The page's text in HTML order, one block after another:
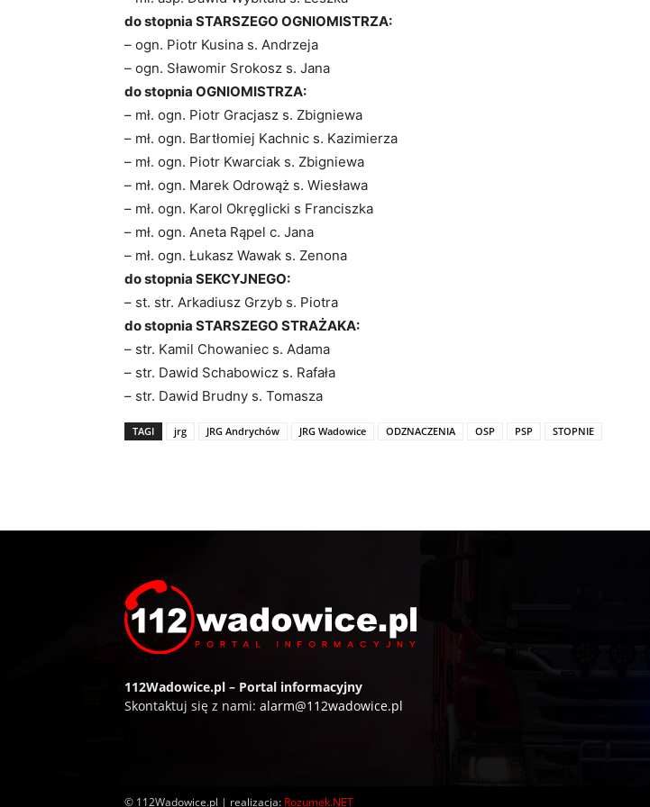
do stopnia STARSZEGO OGNIOMISTRZA:
– ogn. Piotr Kusina s. Andrzeja
– ogn. Sławomir Srokosz s. Jana
do stopnia OGNIOMISTRZA:
– mł. ogn. Piotr Gracjasz s. Zbigniewa
– mł. ogn. Bartłomiej Kachnic s. Kazimierza
– mł. ogn. Piotr Kwarciak s. Zbigniewa
– mł. ogn. Marek Odrowąż s. Wiesława
– mł. ogn. Karol Okręglicki s Franciszka
– mł. ogn. Aneta Rąpel c. Jana
– mł. ogn. Łukasz Wawak s. Zenona
do stopnia SEKCYJNEGO:
– st. str. Arkadiusz Grzyb s. Piotra
do stopnia STARSZEGO STRAŻAKA:
– str. Kamil Chowaniec s. Adama
– str. Dawid Schabowicz s. Rafała
– str. Dawid Brudny s. Tomasza
TAGI jrg JRG Andrychów JRG Wadowice ODZNACZENIA OSP PSP STOPNIE
112Wadowice.pl – Portal informacyjny
Skontaktuj się z nami: alarm@112wadowice.pl
© 112Wadowice.pl | realizacja: Rozumek.NET